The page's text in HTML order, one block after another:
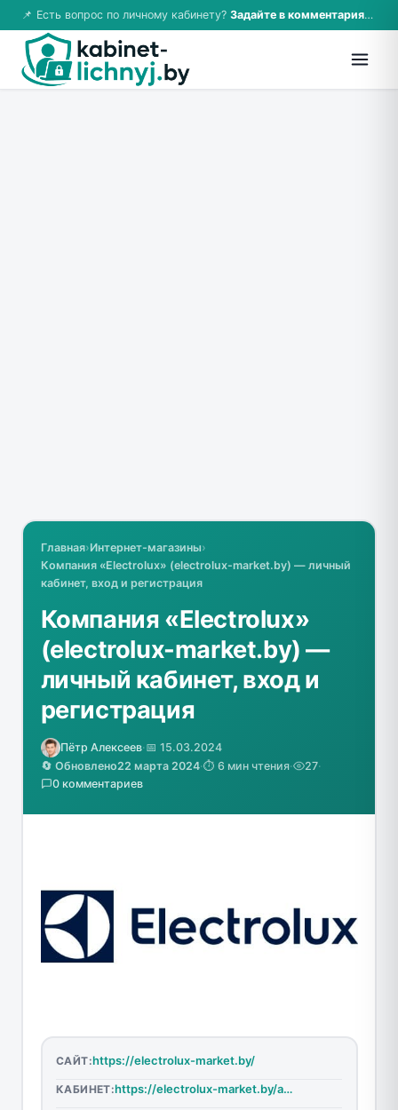
📌 Есть вопрос по личному кабинету? Задайте в комментариях — ответим!
Главная›Интернет-магазины›
Компания «Electrolux» (electrolux-market.by) — личный
кабинет, вход и регистрация
Компания «Electrolux»
(electrolux-market.by) —
личный кабинет, вход и
регистрация
Пётр Алексеев·📅 15.03.2024
🔄 Обновлено22 марта 2024·⏱️ 6 мин чтения· 27·
0 комментариев
САЙТ:https://electrolux-market.by/
КАБИНЕТ: https://electrolux-market.by/auth/